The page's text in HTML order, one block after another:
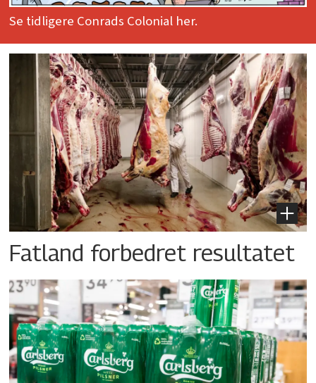
Se tidligere Conrads Colonial her.
Fatland forbedret resultatet